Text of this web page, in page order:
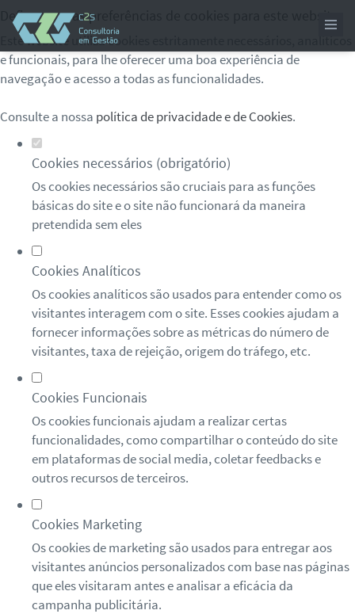
Defina as suas preferências de cookies para este website.
Este website utiliza cookies estritamente necessários, analíticos
e funcionais, para lhe oferecer uma boa experiência de
navegação e acesso a todas as funcionalidades.
Consulte a nossa política de privacidade e de Cookies.
Cookies necessários (obrigatório)
Os cookies necessários são cruciais para as funções
básicas do site e o site não funcionará da maneira
pretendida sem eles
Cookies Analíticos
Os cookies analíticos são usados para entender como os
visitantes interagem com o site. Esses cookies ajudam a
fornecer informações sobre as métricas do número de
visitantes, taxa de rejeição, origem do tráfego, etc.
Cookies Funcionais
Os cookies funcionais ajudam a realizar certas
funcionalidades, como compartilhar o conteúdo do site
em plataformas de social media, coletar feedbacks e
outros recursos de terceiros.
Cookies Marketing
Os cookies de marketing são usados para entregar aos
visitantes anúncios personalizados com base nas páginas
que eles visitaram antes e analisar a eficácia da
campanha publicitária.